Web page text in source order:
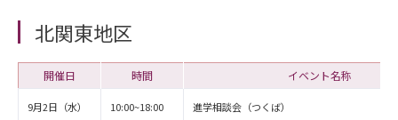
北関東地区
開催日 時間 イベント名称
9月2日（水） 10:00~18:00 進学相談会（つくば）